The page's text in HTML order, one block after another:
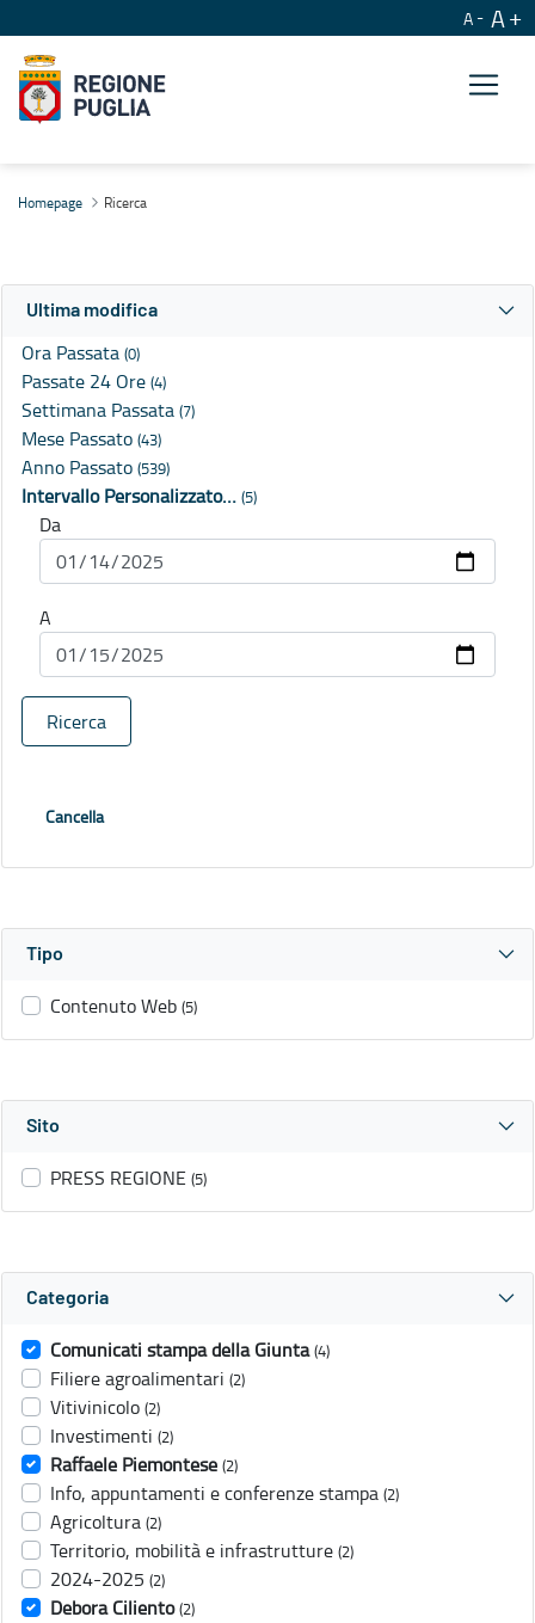
A A
Homepage Ricerca
Ultima modifica
Ora Passata (0)
Passate 24 Ore (4)
Settimana Passata (7)
Mese Passato (43)
Anno Passato (539)
Intervallo Personalizzato… (5)
Da
A
Ricerca
Cancella
Tipo
Contenuto Web (5)
Sito
PRESS REGIONE (5)
Categoria
Comunicati stampa della Giunta (4)
Filiere agroalimentari (2)
Vitivinicolo (2)
Investimenti (2)
Raffaele Piemontese (2)
Info, appuntamenti e conferenze stampa (2)
Agricoltura (2)
Territorio, mobilità e infrastrutture (2)
2024-2025 (2)
Debora Ciliento (2)